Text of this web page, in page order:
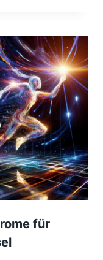
für